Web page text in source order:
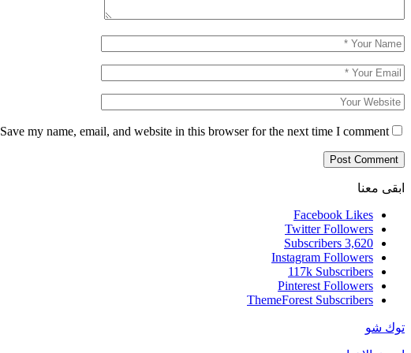
Save my name, email, and website in this browser for the next time I comment.
ابقى معنا
Facebook Likes
Twitter Followers
3,620
Subscribers
Instagram Followers
117k Subscribers
Pinterest Followers
ThemeForest Subscribers
توك شو